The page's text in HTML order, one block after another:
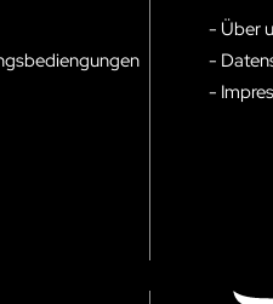
- Über
-
-